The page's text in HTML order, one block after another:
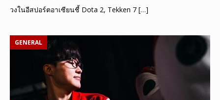
วงในอีสปอร์ตอาเซียนชี้ Dota 2, Tekken 7 […]
GENERAL